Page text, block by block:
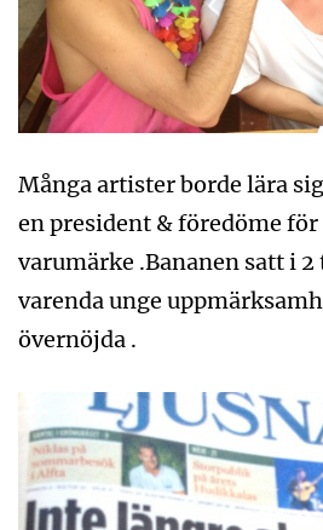
Många artister borde lära
en president & föredöme
varumärke .Bananen satt i
varenda unge
övernöjda .